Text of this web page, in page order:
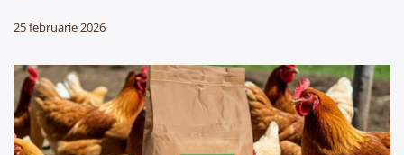
25 februarie 2026